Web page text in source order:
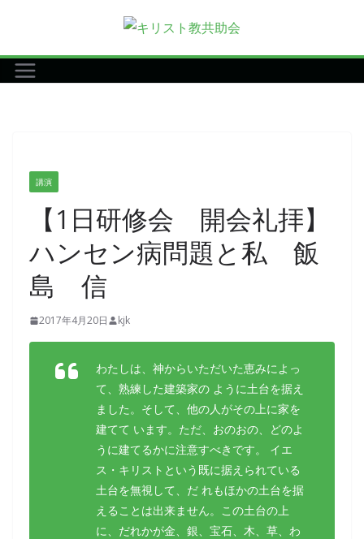
テ
ン
講演
【1日研修会 開会礼拝】
ハンセン病問題と私 飯
島 信
2017年4月20日 kjk
わたしは、神からいただいた恵みによっ
て、熟練した建築家の ように土台を据え
ました。そして、他の人がその上に家を
建てて います。ただ、おのおの、どのよ
うに建てるかに注意すべきです。 イエ
ス・キリストという既に据えられている
土台を無視して、だ れもほかの土台を据
えることは出来ません。この土台の上
に、だれかが金、銀、宝石、木、草、わ